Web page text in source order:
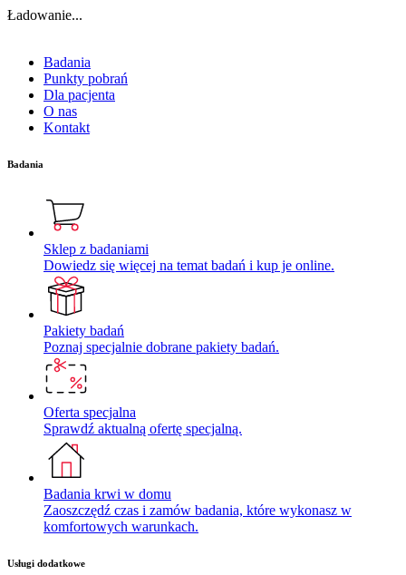
Ładowanie...
Badania
Punkty pobrań
Dla pacjenta
O nas
Kontakt
Badania
Sklep z badaniami
Dowiedz się więcej na temat badań i kup je online.
Pakiety badań
Poznaj specjalnie dobrane pakiety badań.
Oferta specjalna
Sprawdź aktualną ofertę specjalną.
Badania krwi w domu
Zaoszczędź czas i zamów badania, które wykonasz w
komfortowych warunkach.
Usługi dodatkowe